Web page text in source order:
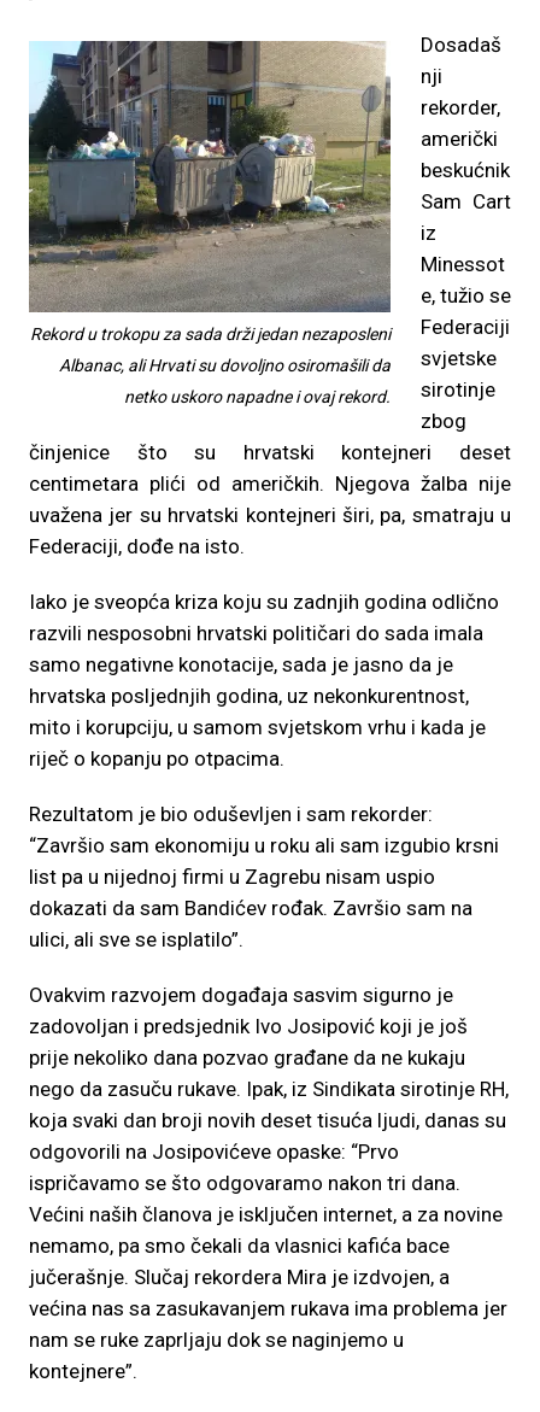
Rekord u trokopu za sada drži jedan nezaposleni
Albanac, ali Hrvati su dovoljno osiromašili da
netko uskoro napadne i ovaj rekord.
Dosadaš
nji
rekorder,
američki
beskućnik
Sam Cart
iz
Minessot
e, tužio se
Federaciji
svjetske
sirotinje
zbog
činjenice što su hrvatski kontejneri deset
centimetara plići od američkih. Njegova žalba nije
uvažena jer su hrvatski kontejneri širi, pa, smatraju u
Federaciji, dođe na isto.
Iako je sveopća kriza koju su zadnjih godina odlično
razvili nesposobni hrvatski političari do sada imala
samo negativne konotacije, sada je jasno da je
hrvatska posljednjih godina, uz nekonkurentnost,
mito i korupciju, u samom svjetskom vrhu i kada je
riječ o kopanju po otpacima.
Rezultatom je bio oduševljen i sam rekorder:
“Završio sam ekonomiju u roku ali sam izgubio krsni
list pa u nijednoj firmi u Zagrebu nisam uspio
dokazati da sam Bandićev rođak. Završio sam na
ulici, ali sve se isplatilo”.
Ovakvim razvojem događaja sasvim sigurno je
zadovoljan i predsjednik Ivo Josipović koji je još
prije nekoliko dana pozvao građane da ne kukaju
nego da zasuču rukave. Ipak, iz Sindikata sirotinje RH,
koja svaki dan broji novih deset tisuća ljudi, danas su
odgovorili na Josipovićeve opaske: “Prvo
ispričavamo se što odgovaramo nakon tri dana.
Većini naših članova je isključen internet, a za novine
nemamo, pa smo čekali da vlasnici kafića bace
jučerašnje. Slučaj rekordera Mira je izdvojen, a
većina nas sa zasukavanjem rukava ima problema jer
nam se ruke zaprljaju dok se naginjemo u
kontejnere”.